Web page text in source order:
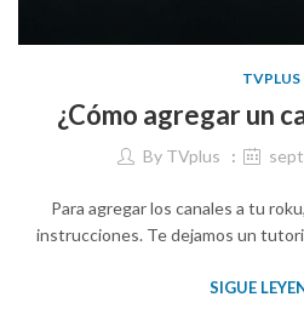
TVPLUS
¿Cómo agregar un
By TVplus
Para agregar los canales a tu
instrucciones. Te dejamos un
SIGUE